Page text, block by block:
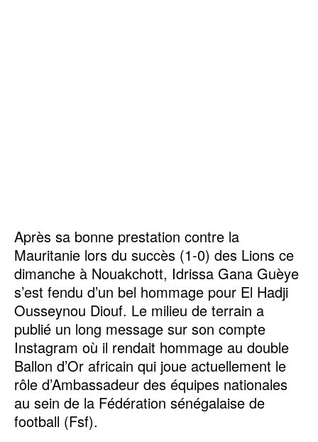
Après sa bonne prestation contre la
Mauritanie lors du succès (1-0) des Lions ce
dimanche à Nouakchott, Idrissa Gana Guèye
s’est fendu d’un bel hommage pour El Hadji
Ousseynou Diouf. Le milieu de terrain a
publié un long message sur son compte
Instagram où il rendait hommage au double
Ballon d’Or africain qui joue actuellement le
rôle d’Ambassadeur des équipes nationales
au sein de la Fédération sénégalaise de
football (Fsf).